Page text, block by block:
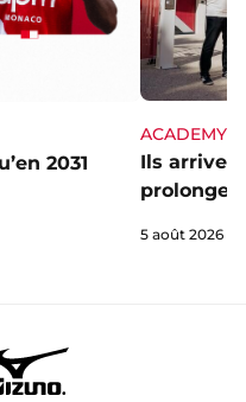
2031
ACADEMY
Ils
5 août 2026